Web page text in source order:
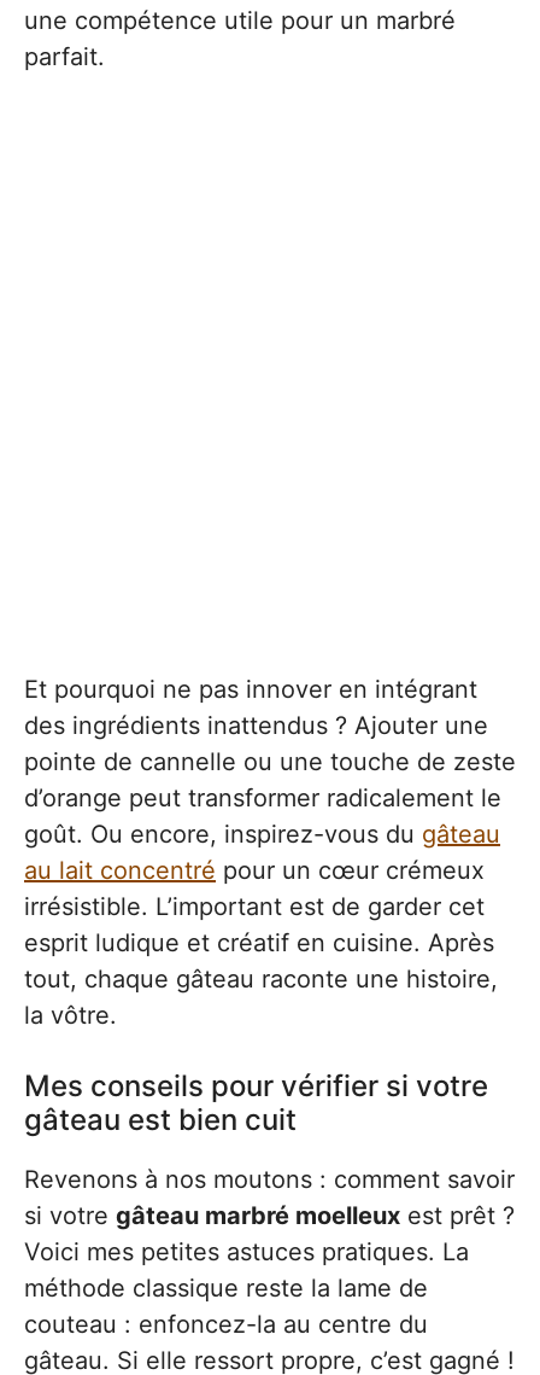
une compétence utile pour un marbré
parfait.
Et pourquoi ne pas innover en intégrant
des ingrédients inattendus ? Ajouter une
pointe de cannelle ou une touche de zeste
d’orange peut transformer radicalement le
goût. Ou encore, inspirez-vous du gâteau
au lait concentré pour un cœur crémeux
irrésistible. L’important est de garder cet
esprit ludique et créatif en cuisine. Après
tout, chaque gâteau raconte une histoire,
la vôtre.
Mes conseils pour vérifier si votre
gâteau est bien cuit
Revenons à nos moutons : comment savoir
si votre gâteau marbré moelleux est prêt ?
Voici mes petites astuces pratiques. La
méthode classique reste la lame de
couteau : enfoncez-la au centre du
gâteau. Si elle ressort propre, c’est gagné !